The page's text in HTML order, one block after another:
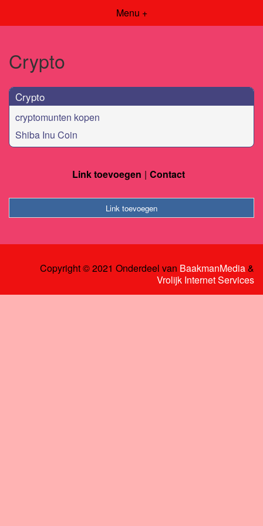
Menu +
Crypto
Crypto
cryptomunten kopen
Shiba Inu Coin
Link toevoegen Contact
Link toevoegen
Copyright © 2021 Onderdeel van BaakmanMedia&
Vrolijk Internet Services